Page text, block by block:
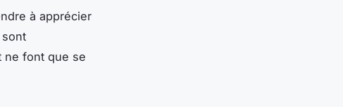
à apprécier
ne font que se